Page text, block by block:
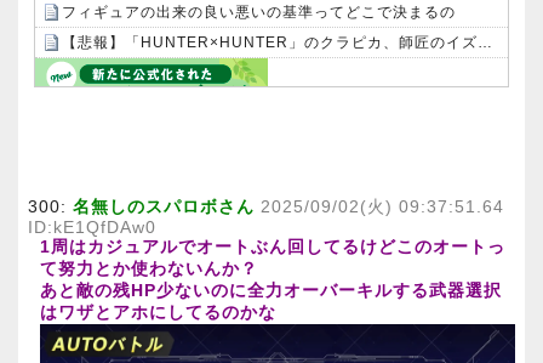
フィギュアの出来の良い悪いの基準ってどこで決まるの
【悲報】「HUNTER×HUNTER」のクラピカ、師匠のイズナビに対する態度が本当に酷い！！
300: 名無しのスパロボさん 2025/09/02(火) 09:37:51.64
ID:kE1QfDAw0
1周はカジュアルでオートぶん回してるけどこのオートっ
て努力とか使わないんか？
あと敵の残HP少ないのに全力オーバーキルする武器選択
はワザとアホにしてるのかな